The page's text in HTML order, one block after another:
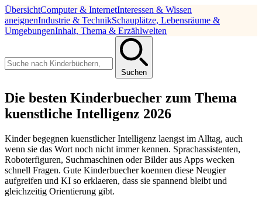
ÜbersichtComputer & InternetInteressen & Wissen
aneignenIndustrie & TechnikSchauplätze, Lebensräume &
UmgebungenInhalt, Thema & Erzählwelten
Suchen
Die besten Kinderbuecher zum Thema
kuenstliche Intelligenz 2026
Kinder begegnen kuenstlicher Intelligenz laengst im Alltag, auch
wenn sie das Wort noch nicht immer kennen. Sprachassistenten,
Roboterfiguren, Suchmaschinen oder Bilder aus Apps wecken
schnell Fragen. Gute Kinderbuecher koennen diese Neugier
aufgreifen und KI so erklaeren, dass sie spannend bleibt und
gleichzeitig Orientierung gibt.